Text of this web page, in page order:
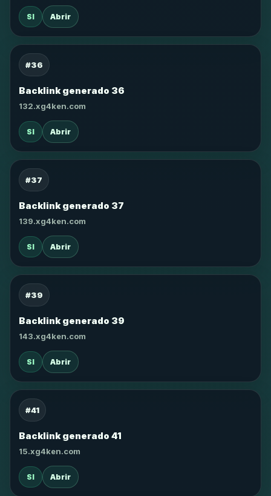
SI Abrir
#36
Backlink generado 36
132.xg4ken.com
SI Abrir
#37
Backlink generado 37
139.xg4ken.com
SI Abrir
#39
Backlink generado 39
143.xg4ken.com
SI Abrir
#41
Backlink generado 41
15.xg4ken.com
SI Abrir